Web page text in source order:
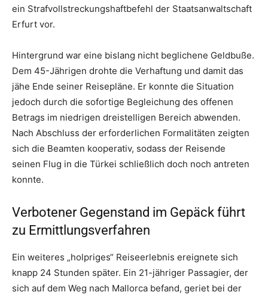
ein Strafvollstreckungshaftbefehl der Staatsanwaltschaft
Erfurt vor.
Hintergrund war eine bislang nicht beglichene Geldbuße.
Dem 45-Jährigen drohte die Verhaftung und damit das
jähe Ende seiner Reisepläne. Er konnte die Situation
jedoch durch die sofortige Begleichung des offenen
Betrags im niedrigen dreistelligen Bereich abwenden.
Nach Abschluss der erforderlichen Formalitäten zeigten
sich die Beamten kooperativ, sodass der Reisende
seinen Flug in die Türkei schließlich doch noch antreten
konnte.
Verbotener Gegenstand im Gepäck führt
zu Ermittlungsverfahren
Ein weiteres „holpriges“ Reiseerlebnis ereignete sich
knapp 24 Stunden später. Ein 21-jähriger Passagier, der
sich auf dem Weg nach Mallorca befand, geriet bei der